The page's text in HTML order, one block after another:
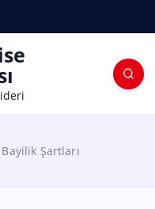
Şartları